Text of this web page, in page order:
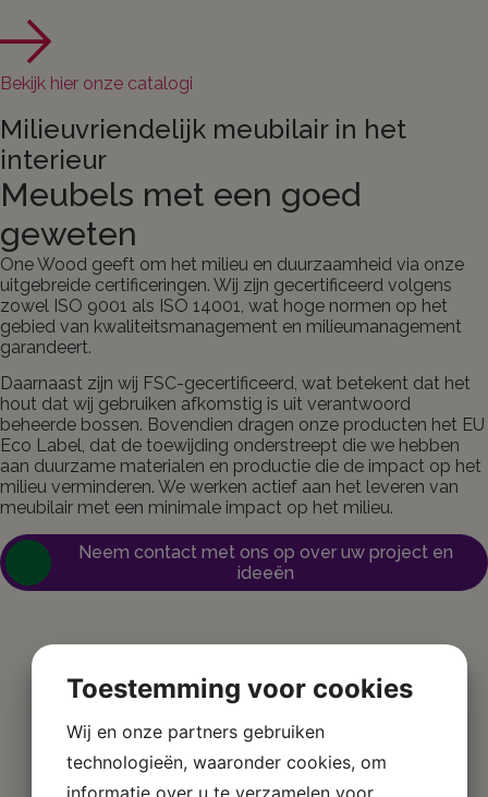
Bekijk hier onze catalogi
Milieuvriendelijk meubilair in het
interieur
Meubels met een goed
geweten
One Wood geeft om het milieu en duurzaamheid via onze
uitgebreide certificeringen. Wij zijn gecertificeerd volgens
zowel ISO 9001 als ISO 14001, wat hoge normen op het
gebied van kwaliteitsmanagement en milieumanagement
garandeert.
Daarnaast zijn wij FSC-gecertificeerd, wat betekent dat het
hout dat wij gebruiken afkomstig is uit verantwoord
beheerde bossen. Bovendien dragen onze producten het EU
Eco Label, dat de toewijding onderstreept die we hebben
aan duurzame materialen en productie die de impact op het
milieu verminderen. We werken actief aan het leveren van
meubilair met een minimale impact op het milieu.
Neem contact met ons op over uw project en
ideeën
Toestemming voor cookies
Wij en onze partners gebruiken
technologieën, waaronder cookies, om
informatie over u te verzamelen voor